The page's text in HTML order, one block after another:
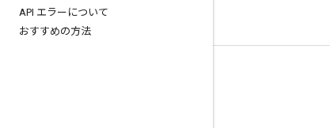
API エラーについて
おすすめの方法